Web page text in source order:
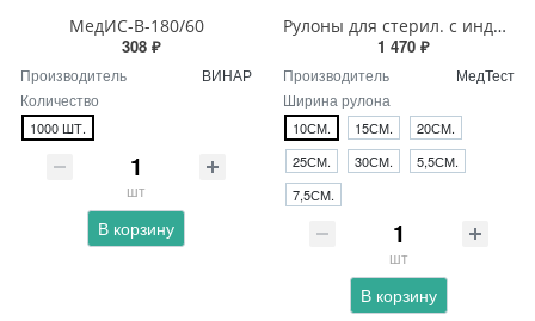
МедИС-В-180/60
308 ₽
Производитель
ВИНАР
Количество
1000 ШТ.
шт
В корзину
Рулоны для стерил. с индикат.200м (МедТест)
1 470 ₽
Производитель
МедТест
Ширина рулона
10СМ. 15СМ.
20СМ.
25СМ.
30СМ.
5,5СМ.
7,5СМ.
шт
В корзину